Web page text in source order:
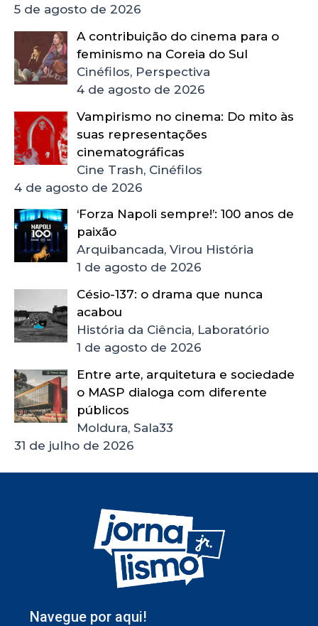
5 de agosto de 2026
A contribuição do cinema para o
feminismo na Coreia do Sul
Cinéfilos, Perspectiva
4 de agosto de 2026
Vampirismo no cinema: Do mito às
suas representações
cinematográficas
Cine Trash, Cinéfilos
4 de agosto de 2026
‘Forza Napoli sempre!’: 100 anos de
paixão
Arquibancada, Virou História
1 de agosto de 2026
Césio-137: o drama que nunca
acabou
História da Ciência, Laboratório
1 de agosto de 2026
Entre arte, arquitetura e sociedade
o MASP dialoga com diferente
públicos
Moldura, Sala33
31 de julho de 2026
Navegue por aqui!